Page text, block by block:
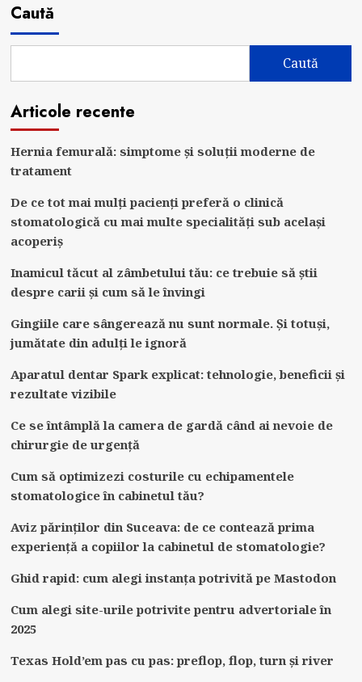
Caută
Caută
Articole recente
Hernia femurală: simptome și soluții moderne de
tratament
De ce tot mai mulți pacienți preferă o clinică
stomatologică cu mai multe specialități sub același
acoperiș
Inamicul tăcut al zâmbetului tău: ce trebuie să știi
despre carii și cum să le învingi
Gingiile care sângerează nu sunt normale. Și totuși,
jumătate din adulți le ignoră
Aparatul dentar Spark explicat: tehnologie, beneficii și
rezultate vizibile
Ce se întâmplă la camera de gardă când ai nevoie de
chirurgie de urgență
Cum să optimizezi costurile cu echipamentele
stomatologice în cabinetul tău?
Aviz părinților din Suceava: de ce contează prima
experiență a copiilor la cabinetul de stomatologie?
Ghid rapid: cum alegi instanța potrivită pe Mastodon
Cum alegi site-urile potrivite pentru advertoriale în
2025
Texas Hold’em pas cu pas: preflop, flop, turn și river